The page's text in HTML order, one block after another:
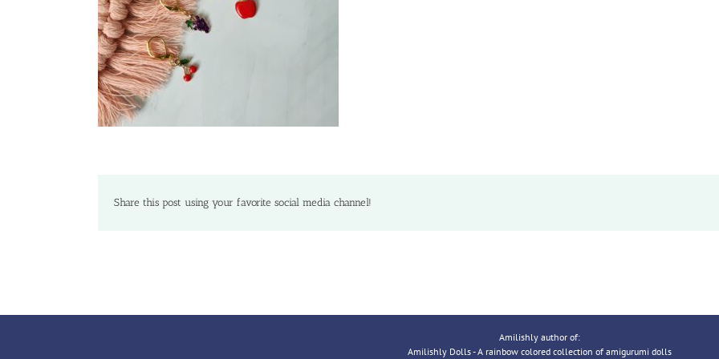
Share this post using your favorite social media channel!
Amilishly author of:
Amilishly Dolls - A rainbow colored collection of amigurumi dolls